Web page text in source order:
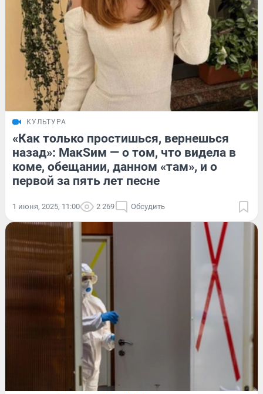
КУЛЬТУРА
«Как только простишься, вернешься
назад»: МакSим — о том, что видела в
коме, обещании, данном «там», и о
первой за пять лет песне
1 июня, 2025, 11:00 2 269 Обсудить